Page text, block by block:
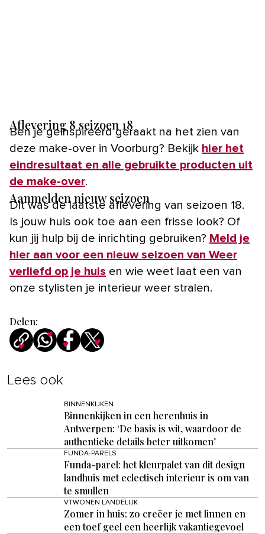
Aflevering 8 seizoen 18
Ben je geïnspireerd geraakt na het zien van
deze make-over in Voorburg? Bekijk hier het
eindresultaat en alle gebruikte producten uit
de make-over.
Aanmelden nieuw seizoen
Dit was de laatste aflevering van seizoen 18.
Is jouw huis ook toe aan een frisse look? Of
kun jij hulp bij de inrichting gebruiken? Meld je
hier aan voor een nieuw seizoen van Weer
verliefd op je huis en wie weet laat een van
onze stylisten je interieur weer stralen.
Delen:
Lees ook
BINNENKIJKEN
Binnenkijken in een herenhuis in
Antwerpen: ‘De basis is wit, waardoor de
authentieke details beter uitkomen’
FUNDA-PARELS
Funda-parel: het kleurpalet van dit design
landhuis met eclectisch interieur is om van
te smullen
VTWONEN LANDELIJK
Zomer in huis: zo creëer je met linnen en
een toef geel een heerlijk vakantiegevoel